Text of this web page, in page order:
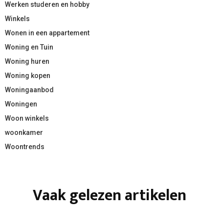
Werken studeren en hobby
Winkels
Wonen in een appartement
Woning en Tuin
Woning huren
Woning kopen
Woningaanbod
Woningen
Woon winkels
woonkamer
Woontrends
Vaak gelezen artikelen